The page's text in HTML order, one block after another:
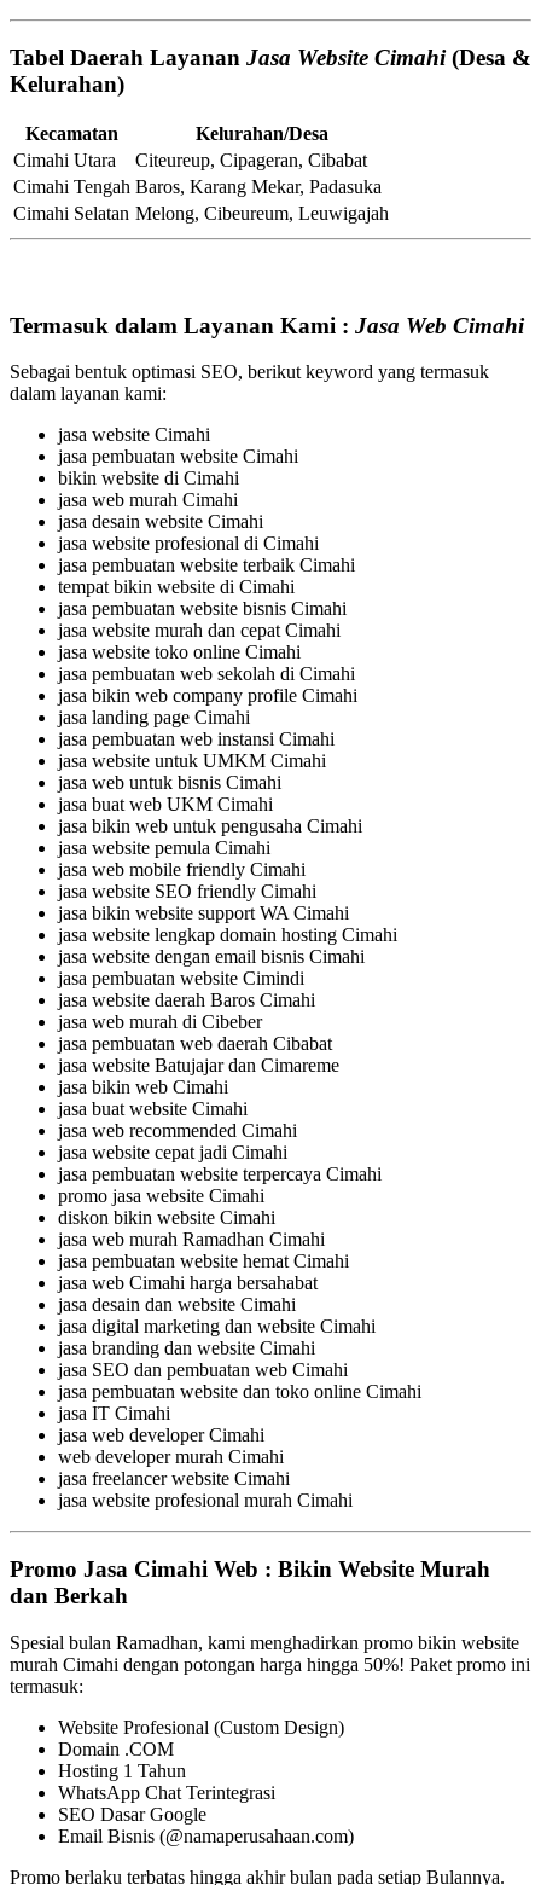
Tabel Daerah Layanan Jasa Website Cimahi(Desa &
Kelurahan)
Kecamatan
Kelurahan/Desa
Cimahi Utara
Citeureup, Cipageran, Cibabat
Cimahi Tengah Baros, Karang Mekar, Padasuka
Cimahi Selatan Melong, Cibeureum, Leuwigajah
Termasuk dalam Layanan Kami : Jasa Web Cimahi
Sebagai bentuk optimasi SEO, berikut keyword yang termasuk
dalam layanan kami:
jasa website Cimahi
jasa pembuatan website Cimahi
bikin website di Cimahi
jasa web murah Cimahi
jasa desain website Cimahi
jasa website profesional di Cimahi
jasa pembuatan website terbaik Cimahi
tempat bikin website di Cimahi
jasa pembuatan website bisnis Cimahi
jasa website murah dan cepat Cimahi
jasa website toko online Cimahi
jasa pembuatan web sekolah di Cimahi
jasa bikin web company profile Cimahi
jasa landing page Cimahi
jasa pembuatan web instansi Cimahi
jasa website untuk UMKM Cimahi
jasa web untuk bisnis Cimahi
jasa buat web UKM Cimahi
jasa bikin web untuk pengusaha Cimahi
jasa website pemula Cimahi
jasa web mobile friendly Cimahi
jasa website SEO friendly Cimahi
jasa bikin website support WA Cimahi
jasa website lengkap domain hosting Cimahi
jasa website dengan email bisnis Cimahi
jasa pembuatan website Cimindi
jasa website daerah Baros Cimahi
jasa web murah di Cibeber
jasa pembuatan web daerah Cibabat
jasa website Batujajar dan Cimareme
jasa bikin web Cimahi
jasa buat website Cimahi
jasa web recommended Cimahi
jasa website cepat jadi Cimahi
jasa pembuatan website terpercaya Cimahi
promo jasa website Cimahi
diskon bikin website Cimahi
jasa web murah Ramadhan Cimahi
jasa pembuatan website hemat Cimahi
jasa web Cimahi harga bersahabat
jasa desain dan website Cimahi
jasa digital marketing dan website Cimahi
jasa branding dan website Cimahi
jasa SEO dan pembuatan web Cimahi
jasa pembuatan website dan toko online Cimahi
jasa IT Cimahi
jasa web developer Cimahi
web developer murah Cimahi
jasa freelancer website Cimahi
jasa website profesional murah Cimahi
Promo Jasa Cimahi Web : Bikin Website Murah
dan Berkah
Spesial bulan Ramadhan, kami menghadirkan promo bikin website
murah Cimahi dengan potongan harga hingga 50%! Paket promo ini
termasuk:
Website Profesional (Custom Design)
Domain .COM
Hosting 1 Tahun
WhatsApp Chat Terintegrasi
SEO Dasar Google
Email Bisnis (@namaperusahaan.com)
Promo berlaku terbatas hingga akhir bulan pada setiap Bulannya.